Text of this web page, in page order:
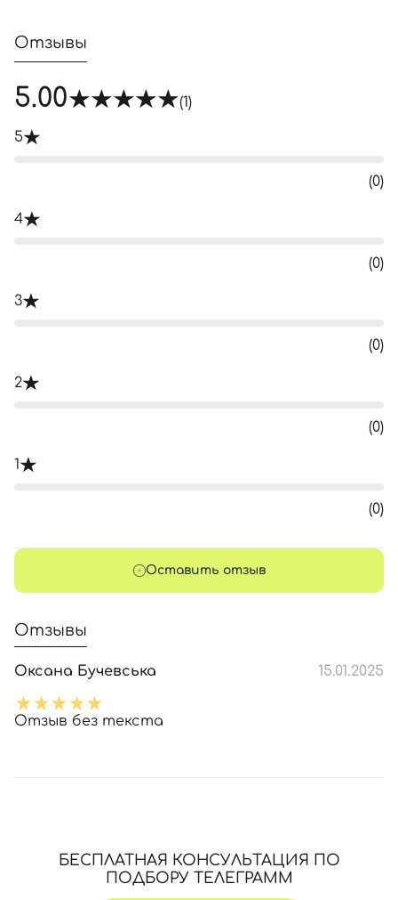
Отзывы
5.00 (1)
5
(0)
4
(0)
3
(0)
2
(0)
1
(0)
Оставить отзыв
Отзывы
Оксана Бучевська 15.01.2025
Отзыв без текста
БЕСПЛАТНАЯ КОНСУЛЬТАЦИЯ ПО
ПОДБОРУ ТЕЛЕГРАММ